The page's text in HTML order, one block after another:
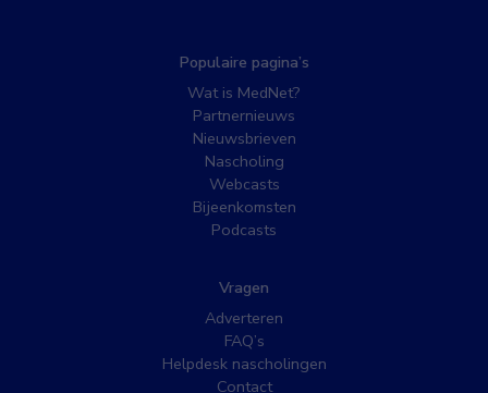
Populaire pagina’s
Wat is MedNet?
Partnernieuws
Nieuwsbrieven
Nascholing
Webcasts
Bijeenkomsten
Podcasts
Vragen
Adverteren
FAQ’s
Helpdesk nascholingen
Contact